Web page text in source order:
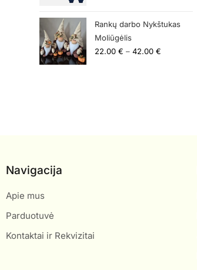
Rankų darbo Nykštukas
Moliūgėlis
22.00€ – 42.00€
Navigacija
Apie mus
Parduotuvė
Kontaktai ir Rekvizitai